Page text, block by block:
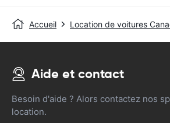
Accueil Location de voitures
Aide et contact
Besoin d'aide ? Alors contactez nos
location.